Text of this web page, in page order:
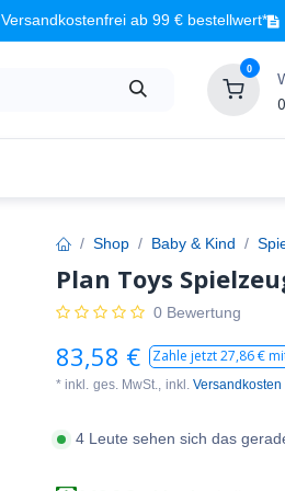
Versandkostenfrei ab 99 € bestellwert*
0
Shop Baby & Kind
Plan Toys
0 Bewertung
83,58 € Zahle jetzt27,86€
* inkl. ges. MwSt., inkl. Versandkosten
4 Leute sehen sich das